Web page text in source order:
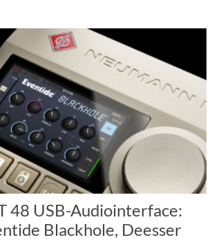
48 USB-Audiointerface:
Blackhole, Deesser